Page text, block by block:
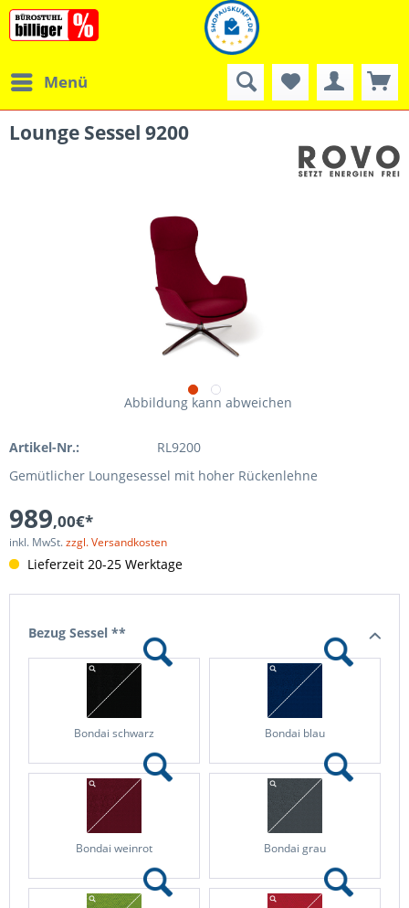
Menü
Lounge Sessel 9200
Abbildung kann abweichen
Artikel-Nr.:
RL9200
Gemütlicher Loungesessel mit hoher Rückenlehne
989,00€*
inkl. MwSt.zzgl. Versandkosten
Lieferzeit 20-25 Werktage
Bezug Sessel **
Bondai schwarz Bondai blau
Bondai weinrot Bondai grau